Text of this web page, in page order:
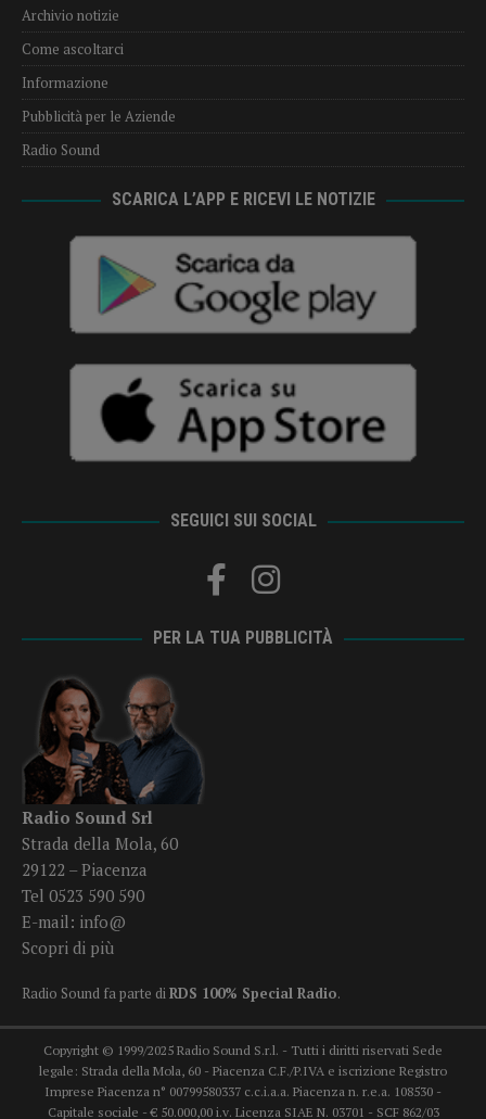
Archivio notizie
Come ascoltarci
Informazione
Pubblicità per le Aziende
Radio Sound
SCARICA L’APP E RICEVI LE NOTIZIE
SEGUICI SUI SOCIAL
PER LA TUA PUBBLICITÀ
Radio Sound Srl
Strada della Mola, 60
29122 – Piacenza
Tel 0523 590 590
E-mail: info@
Scopri di più
Radio Sound fa parte diRDS 100% Special Radio.
Copyright © 1999/2025 Radio Sound S.r.l. - Tutti i diritti riservati Sede
legale: Strada della Mola, 60 - Piacenza C.F./P.IVA e iscrizione Registro
Imprese Piacenza n° 00799580337 c.c.i.a.a. Piacenza n. r.e.a. 108530 -
Capitale sociale - € 50.000,00 i.v. Licenza SIAE N. 03701 - SCF 862/03